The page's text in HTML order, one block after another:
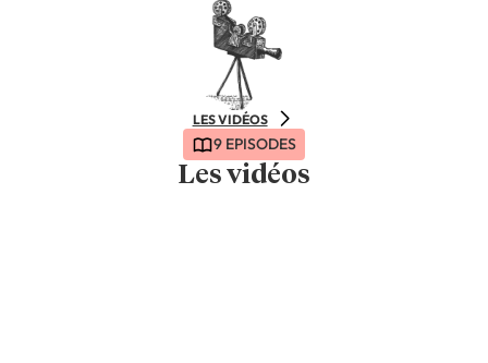
9 EPISODES
Les vidéos
LES VIDÉOS